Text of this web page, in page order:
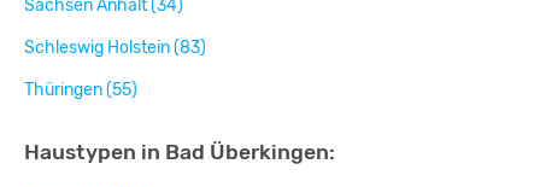
Sachsen Anhalt (34)
Schleswig Holstein (83)
Thüringen (55)
Haustypen in Bad Überkingen: